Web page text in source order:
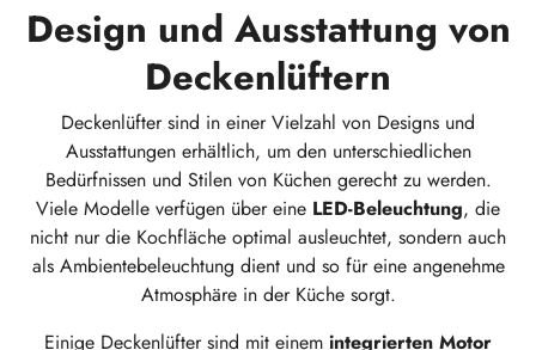
Design und Ausstattung von
Deckenlüftern
Deckenlüfter sind in einer Vielzahl von Designs und
Ausstattungen erhältlich, um den unterschiedlichen
Bedürfnissen und Stilen von Küchen gerecht zu werden.
Viele Modelle verfügen über eine LED-Beleuchtung, die
nicht nur die Kochfläche optimal ausleuchtet, sondern auch
als Ambientebeleuchtung dient und so für eine angenehme
Atmosphäre in der Küche sorgt.
Einige Deckenlüfter sind mit einem integrierten Motor